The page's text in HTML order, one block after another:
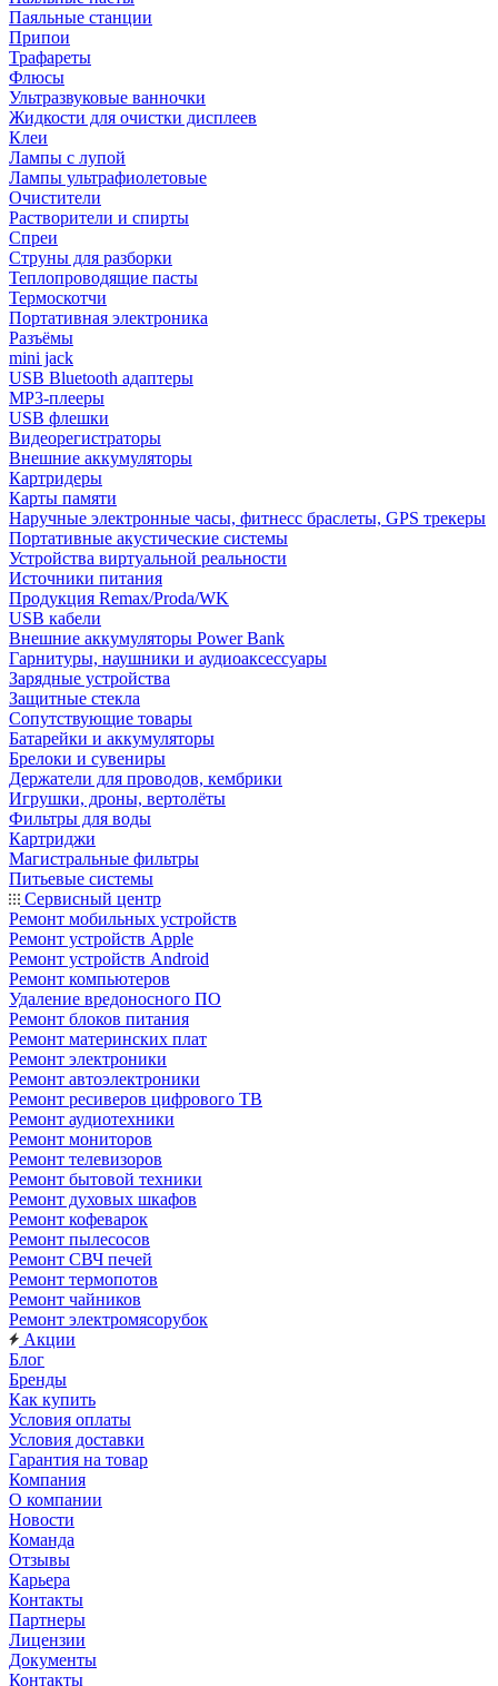
Паяльные станции
Припои
Трафареты
Флюсы
Ультразвуковые ванночки
Жидкости для очистки дисплеев
Клеи
Лампы с лупой
Лампы ультрафиолетовые
Очистители
Растворители и спирты
Спреи
Струны для разборки
Теплопроводящие пасты
Термоскотчи
Портативная электроника
Разъёмы
mini jack
USB Bluetooth адаптеры
MP3-плееры
USB флешки
Видеорегистраторы
Внешние аккумуляторы
Картридеры
Карты памяти
Наручные электронные часы, фитнесс браслеты, GPS трекеры
Портативные акустические системы
Устройства виртуальной реальности
Источники питания
Продукция Remax/Proda/WK
USB кабели
Внешние аккумуляторы Power Bank
Гарнитуры, наушники и аудиоаксессуары
Зарядные устройства
Защитные стекла
Сопутствующие товары
Батарейки и аккумуляторы
Брелоки и сувениры
Держатели для проводов, кембрики
Игрушки, дроны, вертолёты
Фильтры для воды
Картриджи
Магистральные фильтры
Питьевые системы
Сервисный центр
Ремонт мобильных устройств
Ремонт устройств Apple
Ремонт устройств Android
Ремонт компьютеров
Удаление вредоносного ПО
Ремонт блоков питания
Ремонт материнских плат
Ремонт электроники
Ремонт автоэлектроники
Ремонт ресиверов цифрового ТВ
Ремонт аудиотехники
Ремонт мониторов
Ремонт телевизоров
Ремонт бытовой техники
Ремонт духовых шкафов
Ремонт кофеварок
Ремонт пылесосов
Ремонт СВЧ печей
Ремонт термопотов
Ремонт чайников
Ремонт электромясорубок
Акции
Блог
Бренды
Как купить
Условия оплаты
Условия доставки
Гарантия на товар
Компания
О компании
Новости
Команда
Отзывы
Карьера
Контакты
Партнеры
Лицензии
Документы
Контакты